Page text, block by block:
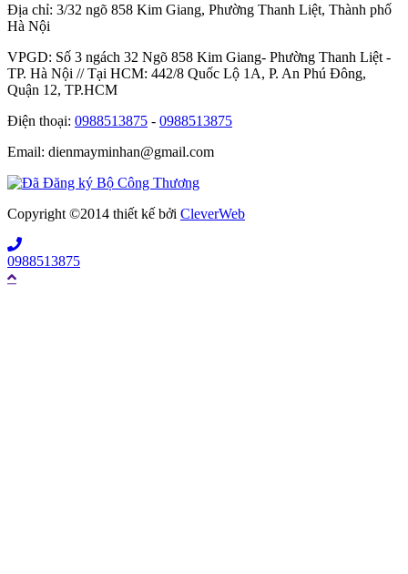
Địa chỉ: 3/32 ngõ 858 Kim Giang, Phường Thanh Liệt, Thành phố
Hà Nội
VPGD: Số 3 ngách 32 Ngõ 858 Kim Giang- Phường Thanh Liệt -
TP. Hà Nội // Tại HCM: 442/8 Quốc Lộ 1A, P. An Phú Đông,
Quận 12, TP.HCM
Điện thoại: 0988513875 - 0988513875
Email: dienmayminhan@gmail.com
Copyright ©2014 thiết kế bởi CleverWeb
0988513875